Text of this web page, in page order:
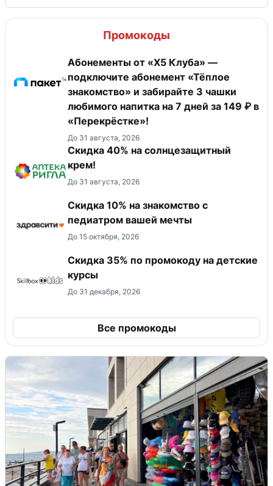
Промокоды
Абонементы от «Х5 Клуба» —
подключите абонемент «Тёплое
знакомство» и забирайте 3 чашки
любимого напитка на 7 дней за 149 ₽ в
«Перекрёстке»!
До 31 августа, 2026
Скидка 40% на солнцезащитный
крем!
До 31 августа, 2026
Скидка 10% на знакомство с
педиатром вашей мечты
До 15 октября, 2026
Скидка 35% по промокоду на детские
курсы
До 31 декабря, 2026
Все промокоды